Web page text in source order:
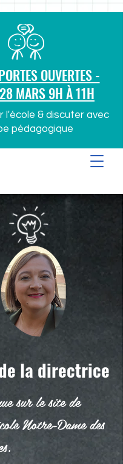
OUVERTES -
MARS 9H À 11H
l'école & discuter avec
pédagogique
la directrice
sur le site de
Notre-Dame des